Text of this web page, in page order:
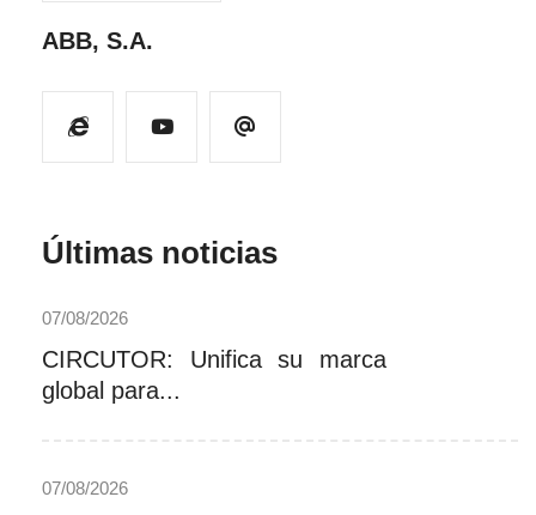
ABB, S.A.
Últimas noticias
07/08/2026
CIRCUTOR: Unifica su marca
global para...
07/08/2026